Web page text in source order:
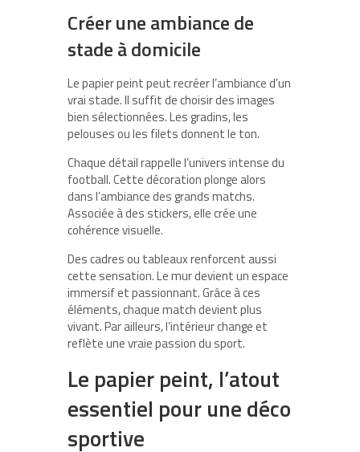
Créer une ambiance de
stade à domicile
Le papier peint peut recréer l’ambiance d’un
vrai stade. Il suffit de choisir des images
bien sélectionnées. Les gradins, les
pelouses ou les filets donnent le ton.
Chaque détail rappelle l’univers intense du
football. Cette décoration plonge alors
dans l’ambiance des grands matchs.
Associée à des stickers, elle crée une
cohérence visuelle.
Des cadres ou tableaux renforcent aussi
cette sensation. Le mur devient un espace
immersif et passionnant. Grâce à ces
éléments, chaque match devient plus
vivant. Par ailleurs, l’intérieur change et
reflète une vraie passion du sport.
Le papier peint, l’atout
essentiel pour une déco
sportive